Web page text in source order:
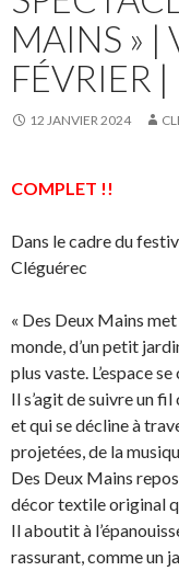
MAINS » |
FÉVRIER
12 JANVIER 2024
COMPLET !!
Dans le cadre du
Cléguérec
« Des Deux Mains
monde, d’un petit
plus vaste. L’espace
Il s’agit de suivre un
et qui se décline à
projetées, de la
Des Deux Mains
décor textile original
Il aboutit à
rassurant, comme un